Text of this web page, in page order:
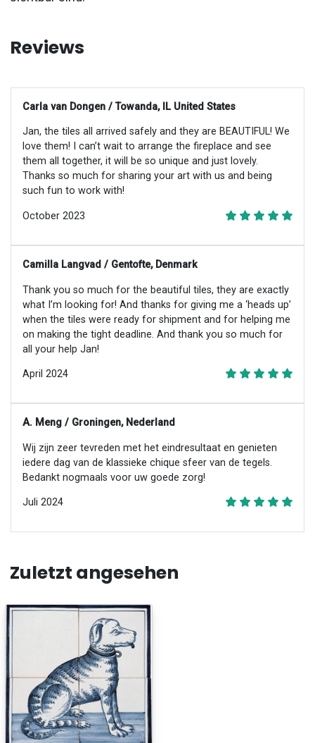
Reviews
Carla van Dongen / Towanda, IL United States
Jan, the tiles all arrived safely and they are BEAUTIFUL! We
love them! I can’t wait to arrange the fireplace and see
them all together, it will be so unique and just lovely.
Thanks so much for sharing your art with us and being
such fun to work with!
October 2023
Camilla Langvad / Gentofte, Denmark
Thank you so much for the beautiful tiles, they are exactly
what I’m looking for! And thanks for giving me a ‘heads up’
when the tiles were ready for shipment and for helping me
on making the tight deadline. And thank you so much for
all your help Jan!
April 2024
A. Meng / Groningen, Nederland
Wij zijn zeer tevreden met het eindresultaat en genieten
iedere dag van de klassieke chique sfeer van de tegels.
Bedankt nogmaals voor uw goede zorg!
Juli 2024
Zuletzt angesehen